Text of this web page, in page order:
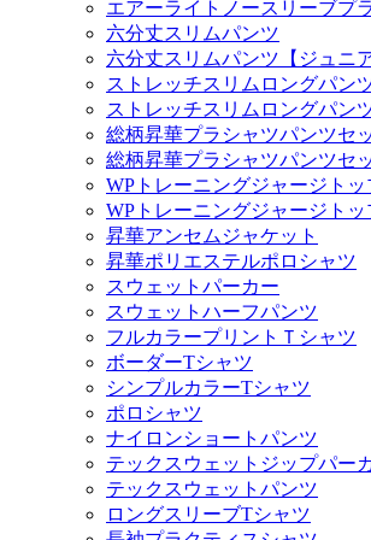
エアーライトノースリーブプ
六分丈スリムパンツ
六分丈スリムパンツ【ジュニア
ストレッチスリムロングパン
ストレッチスリムロングパン
総柄昇華プラシャツパンツセ
総柄昇華プラシャツパンツセ
WPトレーニングジャージトッ
WPトレーニングジャージト
昇華アンセムジャケット
昇華ポリエステルポロシャツ
スウェットパーカー
スウェットハーフパンツ
フルカラープリントＴシャツ
ボーダーTシャツ
シンプルカラーTシャツ
ポロシャツ
ナイロンショートパンツ
テックスウェットジップパー
テックスウェットパンツ
ロングスリーブTシャツ